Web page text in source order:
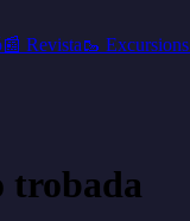
📰 Revista🥾 Excursions
trobada